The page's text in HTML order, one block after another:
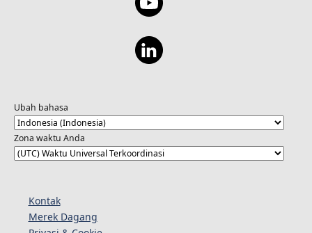
Ubah bahasa
Zona waktu Anda
Kontak
Merek Dagang